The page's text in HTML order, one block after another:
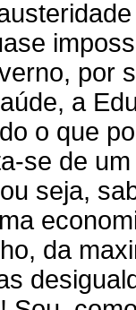
por
a
o que
se de
seja,
da